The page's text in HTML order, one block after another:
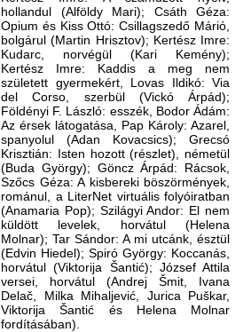
hollandul (Alföldy Mari); Csáth Géza:
Opium és Kiss Ottó: Csillagszedő Márió,
bolgárul (Martin Hrisztov); Kertész Imre:
Kudarc, norvégül (Kari Kemény);
Kertész Imre: Kaddis a meg nem
született gyermekért, Lovas Ildikó: Via
del Corso, szerbül (Vickó Árpád);
Földényi F. László: esszék, Bodor Ádám:
Az érsek látogatása, Pap Károly: Azarel,
spanyolul (Adan Kovacsics); Grecsó
Krisztián: Isten hozott (részlet), németül
(Buda György); Göncz Árpád: Rácsok,
Szőcs Géza: A kisbereki böszörmények,
románul, a LiterNet virtuális folyóiratban
(Anamaria Pop); Szilágyi Andor: El nem
küldött levelek, horvátul (Helena
Molnar); Tar Sándor: A mi utcánk, észtül
(Edvin Hiedel); Spiró György: Koccanás,
horvátul (Viktorija Šantić); József Attila
versei, horvátul (Andrej Šmit, Ivana
Delač, Milka Mihaljević, Jurica Puškar,
Viktorija Šantić és Helena Molnar
fordításában).